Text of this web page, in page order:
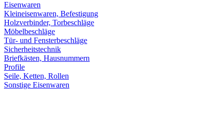
Eisenwaren
Kleineisenwaren, Befestigung
Holzverbinder, Torbeschläge
Möbelbeschläge
Tür- und Fensterbeschläge
Sicherheitstechnik
Briefkästen, Hausnummern
Profile
Seile, Ketten, Rollen
Sonstige Eisenwaren